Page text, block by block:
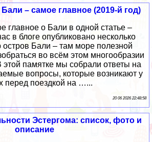
– самое главное (2019-й год)
главное о Бали в одной статье –
в блоге опубликовано несколько
остров Бали – там море полезной
во всём этом многообразии
этой памятке мы собрали ответы на
вопросы, которые возникают у
перед поездкой на …...
20 06 2026 22:48:58
Эстергома: список, фото и
описание